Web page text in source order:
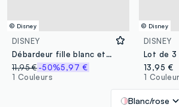
© Disney
DISNEY
Débardeur fille blanc et rose en pur coton avec franges et Stitch
11,95 €-50%5,97 €
1 Couleurs
© Disney
DISNEY
13,95 €
1
Blanc/rose